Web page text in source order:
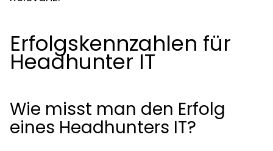
Erfolgskennzahlen für
Headhunter IT
Wie misst man den Erfolg
eines Headhunters IT?